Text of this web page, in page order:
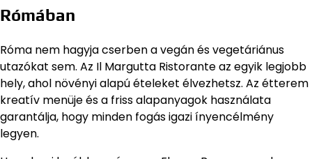
Rómában
Róma nem hagyja cserben a vegán és vegetáriánus
utazókat sem. Az Il Margutta Ristorante az egyik legjobb
hely, ahol növényi alapú ételeket élvezhetsz. Az étterem
kreatív menüje és a friss alapanyagok használata
garantálja, hogy minden fogás igazi ínyencélmény
legyen.